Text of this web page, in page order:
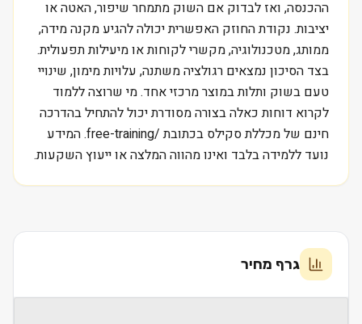
ההכנסה, ואז לבדוק אם השוק מתמחר שיפור, האטה או
יציבות. נקודת החוזק האפשרית יכולה להגיע מקנה מידה,
ממותג, מטכנולוגיה, מקשרי לקוחות או מיעילות תפעולית.
בצד הסיכון נמצאים רגולציה משתנה, עלויות מימון, שינויי
טעם בשוק ותלות במוצר מרכזי אחד. מי שרוצה ללמוד
לקרוא דוחות כאלה בצורה מסודרת יכול להתחיל בהדרכה
חינם של מכללת סקילס בכתובת /free-training. המידע
נועד ללמידה בלבד ואינו מהווה המלצה או ייעוץ השקעות.
גרף מחיר